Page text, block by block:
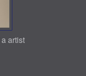
artist